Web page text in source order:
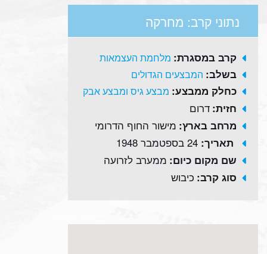
נתוני קרב: מחרקה
קרב במסגרת: מלחמת העצמאות
בשלב: המבצעים הגדולים
כחלק ממבצע: מבצע גיס ומבצע אבק
חזית: דרום
מרחב בארץ: מישור החוף הדרומי
תאריך: 24 בספטמבר 1948
שם מקום כיום: ממערב לזרועה
סוג קרב: כיבוש